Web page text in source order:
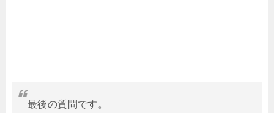
最後の質問です。